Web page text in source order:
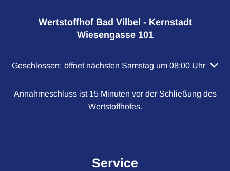
Wertstoffhof Bad Vilbel - Kernstadt
Wiesengasse 101
Klicken, um weitere Öffnungs- oder Schließzeiten
Geschlossen: öffnet nächsten Samstag um 08:00 Uhr
Annahmeschluss ist 15 Minuten vor der Schließung des
Wertstoffhofes.
Service